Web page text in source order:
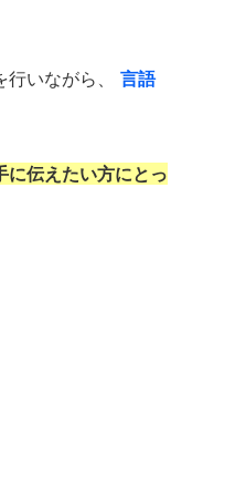
行いながら、 言語
に伝えたい方にとっ